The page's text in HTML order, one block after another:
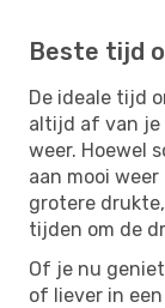
Beste tijd
De ideale tijd
altijd af van
weer. Hoewel
aan mooi
grotere
tijden om de
Of je nu
of liever in